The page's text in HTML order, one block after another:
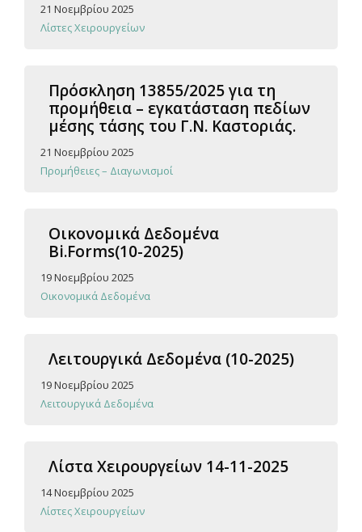
21 Νοεμβρίου 2025
Λίστες Χειρουργείων
Πρόσκληση 13855/2025 για τη
προμήθεια – εγκατάσταση πεδίων
μέσης τάσης του Γ.Ν. Καστοριάς.
21 Νοεμβρίου 2025
Προμήθειες – Διαγωνισμοί
Οικονομικά Δεδομένα
Bi.Forms(10-2025)
19 Νοεμβρίου 2025
Οικονομικά Δεδομένα
Λειτουργικά Δεδομένα (10-2025)
19 Νοεμβρίου 2025
Λειτουργικά Δεδομένα
Λίστα Χειρουργείων 14-11-2025
14 Νοεμβρίου 2025
Λίστες Χειρουργείων